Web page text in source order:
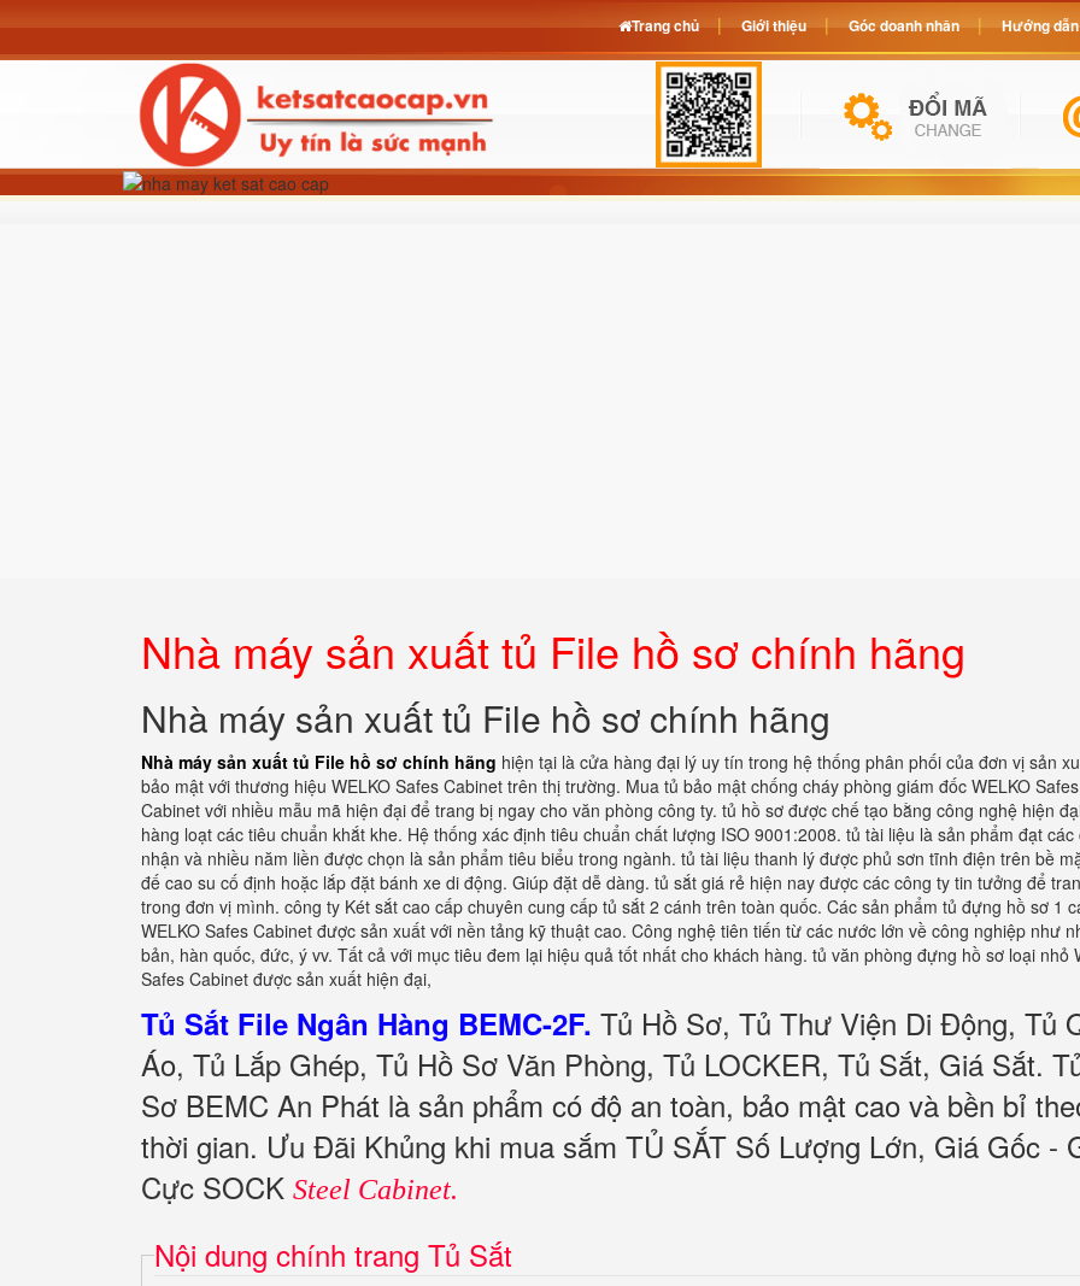
Nhà máy sản xuất tủ File hồ sơ chính hãng
Nhà máy sản xuất tủ File hồ sơ chính hãng
Nhà máy sản xuất tủ File hồ sơ chính hãng hiện tại là cửa hàng đại lý uy tín trong hệ thống phân phối của đơn vị sản
bảo mật với thương hiệu WELKO Safes Cabinet trên thị trường. Mua tủ bảo mật chống cháy phòng giám đốc WELKO Safes
Cabinet với nhiều mẫu mã hiện đại để trang bị ngay cho văn phòng công ty. tủ hồ sơ được chế tạo bằng công nghệ hiện
hàng loạt các tiêu chuẩn khắt khe. Hệ thống xác định tiêu chuẩn chất lượng ISO 9001:2008. tủ tài liệu là sản phẩm đạt các
nhận và nhiều năm liền được chọn là sản phẩm tiêu biểu trong ngành. tủ tài liệu thanh lý được phủ sơn tĩnh điện trên bề
đế cao su cố định hoặc lắp đặt bánh xe di động. Giúp đặt dễ dàng. tủ sắt giá rẻ hiện nay được các công ty tin tưởng để
trong đơn vị mình. công ty Két sắt cao cấp chuyên cung cấp tủ sắt 2 cánh trên toàn quốc. Các sản phẩm tủ đựng hồ sơ 1
WELKO Safes Cabinet được sản xuất với nền tảng kỹ thuật cao. Công nghệ tiên tiến từ các nước lớn về công nghiệp như
bản, hàn quốc, đức, ý vv. Tất cả với mục tiêu đem lại hiệu quả tốt nhất cho khách hàng. tủ văn phòng đựng hồ sơ loại nhỏ
Safes Cabinet được sản xuất hiện đại,
Tủ Sắt File Ngân Hàng BEMC-2F. Tủ Hồ Sơ, Tủ Thư Viện Di Động, Tủ
Áo, Tủ Lắp Ghép, Tủ Hồ Sơ Văn Phòng, Tủ LOCKER, Tủ Sắt, Giá Sắt.
Sơ BEMC An Phát là sản phẩm có độ an toàn, bảo mật cao và bền bỉ
thời gian. Ưu Đãi Khủng khi mua sắm TỦ SẮT Số Lượng Lớn, Giá Gốc -
Cực SOCK Steel Cabinet.
Nội dung chính trang Tủ Sắt
Trang chủ Giới thiệu Góc doanh nhân Hướng